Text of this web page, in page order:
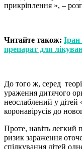
прикріплення », –
Читайте також:
препарат для
До того ж, серед
ураження дитячого
неослаблений у дітей
коронавірусів до
Проте, навіть легкий
ризик зараження
спілкування дітей